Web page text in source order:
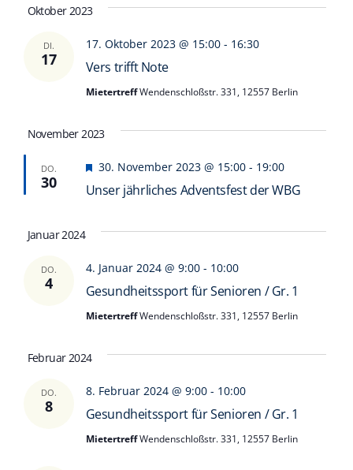
wählen.
Oktober 2023
DI.
17 Vers trifft Note
17. Oktober 2023 @ 15:00- 16:30
MietertreffWendenschloßstr. 331, 12557 Berlin
November 2023
DO.
30 Unser jährliches Adventsfest der WBG
Hervorgehoben
30. November 2023 @ 15:00- 19:00
Januar 2024
DO.
4 Gesundheitssport für Senioren / Gr. 1
4. Januar 2024 @ 9:00- 10:00
MietertreffWendenschloßstr. 331, 12557 Berlin
Februar 2024
DO.
8 Gesundheitssport für Senioren / Gr. 1
8. Februar 2024 @ 9:00- 10:00
MietertreffWendenschloßstr. 331, 12557 Berlin